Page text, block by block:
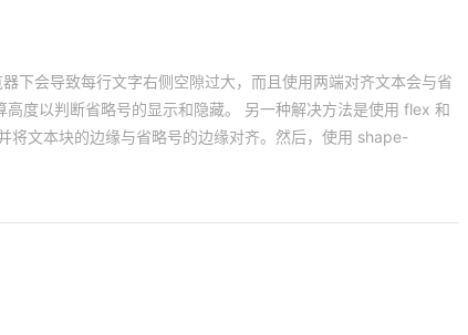
会导致每行文字右侧空隙过大，而且使用两端对齐文本会与省
度以判断省略号的显示和隐藏。 另一种解决方法是使用 flex 和
文本块的边缘与省略号的边缘对齐。然后，使用 shape-